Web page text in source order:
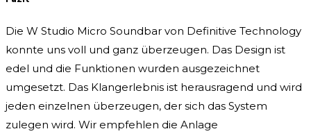
Die W Studio Micro Soundbar von Definitive Technology
konnte uns voll und ganz überzeugen. Das Design ist
edel und die Funktionen wurden ausgezeichnet
umgesetzt. Das Klangerlebnis ist herausragend und wird
jeden einzelnen überzeugen, der sich das System
zulegen wird. Wir empfehlen die Anlage